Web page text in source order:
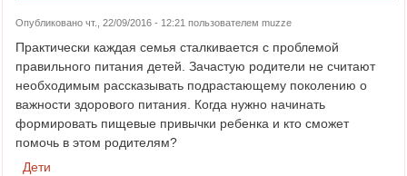
Опубликовано чт., 22/09/2016 - 12:21 пользователем muzze
Практически каждая семья сталкивается с проблемой
правильного питания детей. Зачастую родители не считают
необходимым рассказывать подрастающему поколению о
важности здорового питания. Когда нужно начинать
формировать пищевые привычки ребенка и кто сможет
помочь в этом родителям?
Дети